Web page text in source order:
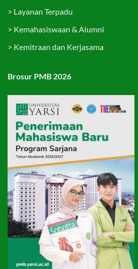
> Layanan Terpadu
> Kemahasiswaan & Alumni
> Kemitraan dan Kerjasama
Brosur PMB 2026